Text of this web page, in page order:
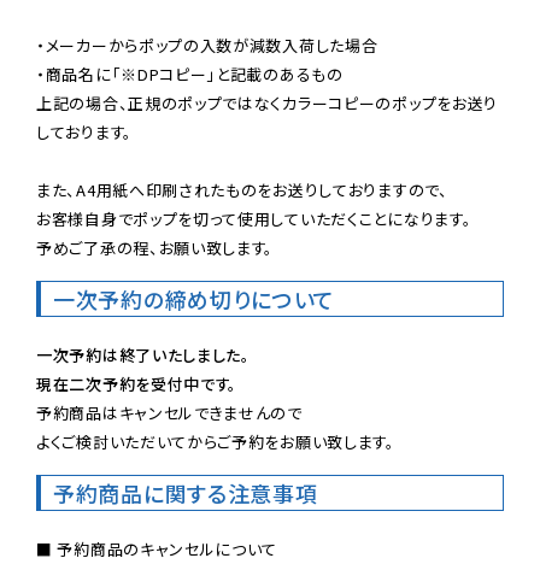
・メーカーからポップの入数が減数入荷した場合
・商品名に「※DPコピー」と記載のあるもの
上記の場合、正規のポップではなくカラーコピーのポップをお送り
しております。
また、A4用紙へ印刷されたものをお送りしておりますので、
お客様自身でポップを切って使用していただくことになります。
予めご了承の程、お願い致します。
一次予約の締め切りについて
一次予約は終了いたしました。
現在二次予約を受付中です。
予約商品はキャンセルできませんので
よくご検討いただいてからご予約をお願い致します。
予約商品に関する注意事項